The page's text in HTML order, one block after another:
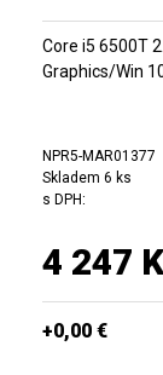
Core i5 6500T
Graphics/Win
NPR5-MAR01377
Skladem 6 ks
s DPH:
4 247
+0,00 €